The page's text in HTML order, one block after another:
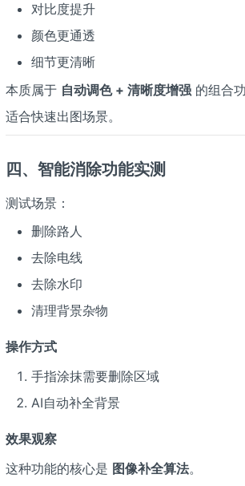
对比度提升
颜色更通透
细节更清晰
本质属于 自动调色 + 清晰度增强的组合功
适合快速出图场景。
四、智能消除功能实测
测试场景：
删除路人
去除电线
去除水印
清理背景杂物
操作方式
手指涂抹需要删除区域
AI自动补全背景
效果观察
这种功能的核心是 图像补全算法。